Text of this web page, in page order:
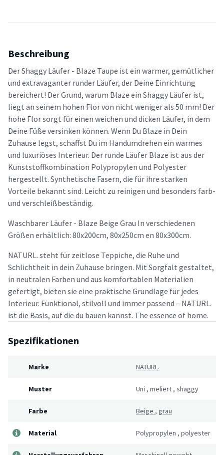
Beschreibung
Der Shaggy Läufer - Blaze Taupe ist ein warmer, gemütlicher
und extravaganter runder Läufer, der Deine Einrichtung
bereichert! Der Grund, warum Blaze ein Shaggy Läufer ist,
liegt an seinem hohen Flor von nicht weniger als 50 mm! Der
hohe Flor sorgt für einen weichen und dicken Läufer, in dem
Deine Füße versinken können. Wenn Du Blaze in Dein
Zuhause legst, schaffst Du im Handumdrehen ein warmes
und luxuriöses Interieur. Der runde Läufer Blaze ist aus der
Kunststoffkombination Polypropylen und Polyester
hergestellt. Synthetische Fasern, die für ihre starken
Vorteile bekannt sind. Leicht zu reinigen und besonders farb-
und verschleißbeständig.
Waschbarer Läufer - Blaze Beige Grau In verschiedenen
Größen erhältlich: 80x200cm, 80x250cm en 80x300cm.
NATURL. steht für zeitlose Teppiche, die Ruhe und
Schlichtheit in dein Zuhause bringen. Mit Sorgfalt gestaltet,
in neutralen Farben und aus komfortablen Materialien
gefertigt, bieten sie eine praktische Grundlage für jedes
Interieur. Funktional, stilvoll und immer passend – NATURL.
ist die Basis, auf die du bauen kannst. The essence of home.
Spezifikationen
Marke NATURL.
Muster Uni , meliert , shaggy
Farbe Beige , grau
Material Polypropylen , polyester